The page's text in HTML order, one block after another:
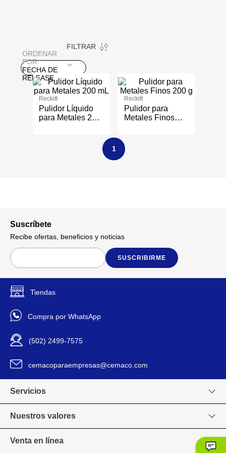
FILTRAR
ORDENAR
POR
FECHA DE
RELEASE
Reckitt
Pulidor Líquido
para Metales 200
Reckitt
Pulidor para
Metales Finos
1
Suscríbete
Recibe ofertas, beneficios y noticias
SUSCRIBIRME
Tiendas
Compra por WhatsApp
(502) 2499-7575
cemacoparaempresas@cemaco.com
Servicios
Nuestros valores
Venta en línea